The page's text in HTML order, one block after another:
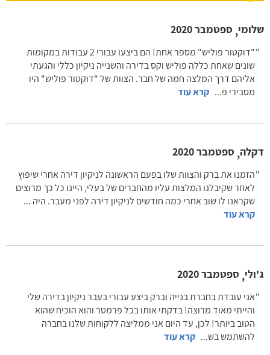
שלומי, ספטמבר 2020
"דוקטור פוליש" מספר אחת! הם ביצעו עבורי 2 עבודות במקומות
שונים שאחת כללה פוליש וקס בדירה והשנייה ניקיון כללי והגעתי
אליהם דרך המלצה חמה של חבר. הצוות של "דוקטור פוליש" היו
מסבירי פ... קרא עוד
דקלה, ספטמבר 2020
הזמנו את ברק והצוות שלו בפעם הראשונה לניקיון דירה אחרי שיפוץ
לאחר שקיבלנו המלצות עליו מהחברים של בעלי, היינו כל כך מרוצים
שקראנו לו שוב אחרי כמה חודשים לניקיון דירה לפני מעבר. היה ...
קרא עוד
ג'ולי, ספטמבר 2020
אני עובדת בחברת בנייה וברק ביצע עבורי בעבר ניקיון בדירה שלי
והייתי מאוד מרוצה! בדקתי אותו בכל פרמטר והוא הוכיח שהוא
הטוב ביותר! לכן, עד היום אני ממליצה ללקוחות שלנו בחברה
להשתמש בש... קרא עוד